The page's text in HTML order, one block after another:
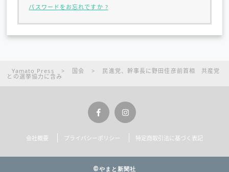
パスワードをお忘れですか ?
Yamato Press > 国会 > 民進党、幹事長に野田佳彦前首相 共産党
との選挙協力に含み
会社概要 プライバシーポリシー 特定商取引法に基づく表記
©やまと新聞社